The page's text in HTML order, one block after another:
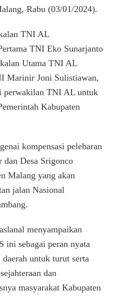
dengan
Pemerintah
Rabu (03/01/2024).
TNI AL
TNI Eko Sunarjanto
Utama TNI AL
Marinir Joni Sulistiawan,
perwakilan TNI AL untuk
Kabupaten
kompensasi pelebaran
Desa Srigonco
Malang yang akan
jalan Nasional
menyampaikan
ini sebagai peran nyata
untuk turut serta
dan
masyarakat Kabupaten